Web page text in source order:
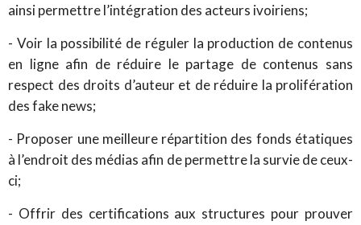
ainsi permettre l’intégration des acteurs ivoiriens;
- Voir la possibilité de réguler la production de contenus
en ligne afin de réduire le partage de contenus sans
respect des droits d’auteur et de réduire la prolifération
des fake news;
- Proposer une meilleure répartition des fonds étatiques
à l’endroit des médias afin de permettre la survie de ceux-
ci;
- Offrir des certifications aux structures pour prouver